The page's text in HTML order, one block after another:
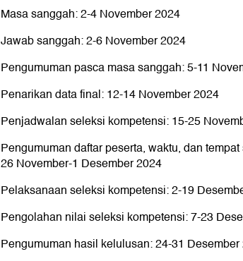
Masa sanggah: 2-4 November 2024
Jawab sanggah: 2-6 November 2024
Pengumuman pasca masa sanggah: 5-11
Penarikan data final: 12-14 November 2024
Penjadwalan seleksi kompetensi: 15-25
Pengumuman daftar peserta, waktu, dan
26 November-1 Desember 2024
Pelaksanaan seleksi kompetensi: 2-19
Pengolahan nilai seleksi kompetensi: 7-23
Pengumuman hasil kelulusan: 24-31